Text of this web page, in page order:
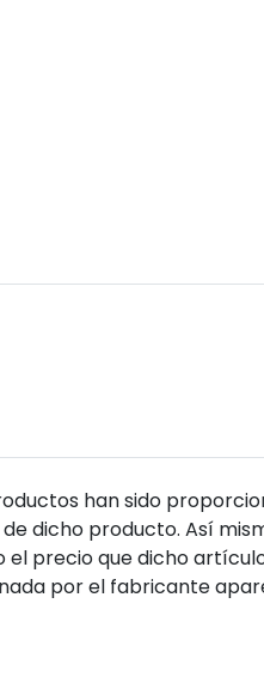
han sido
dicho producto. Así
precio que dicho
por el fabricante